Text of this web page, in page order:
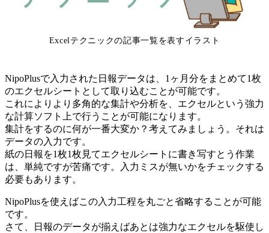
Excelテクニックの記事一覧を表すイラスト
NipoPlusで入力された日報データは、1ヶ月分をまとめて1枚
のエクセルシートとして取り込むことが可能です。
これによりより多角的な集計や分析を、エクセルという強力
な計算ソフト上で行うことが可能になります。
集計をするのに何が一番大変か？考えてみましょう。それは
データの入力です。
紙の日報を1枚1枚見てエクセルシートに書き写すとう作業
は、単純ですが苦痛です。入力ミスが無いかをチェックする
必要もあります。
NipoPlusを使えばこの入力工程を丸ごと省略することが可能
です。
さて、日報のデータが揃えばあとは強力なエクセルを駆使し